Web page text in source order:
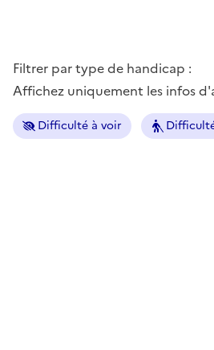
Filtrer par type de handicap :
Affichez uniquement les infos
Difficulté à voir